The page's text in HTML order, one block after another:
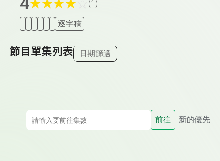
★★★★ (1)
逐字稿
節目單集列表 日期篩選
前往 新的優先